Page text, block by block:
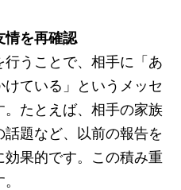
情を再確認
行うことで、相手に「あ
けている」というメッセ
。たとえば、相手の家族
題など、以前の報告を
果的です。この積み重